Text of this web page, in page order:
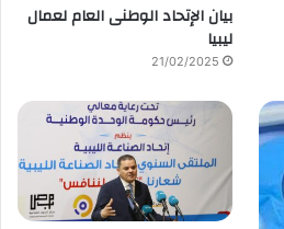
بيان الإتحاد الوطنى العام لعمال
ليبيا
21/02/2025